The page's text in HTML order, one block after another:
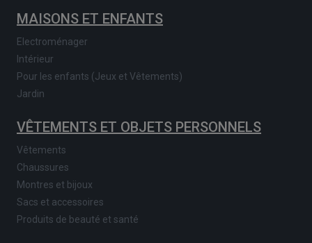
MAISONS ET ENFANTS
Electroménager
Intérieur
Pour les enfants (Jeux et Vêtements)
Jardin
VÊTEMENTS ET OBJETS PERSONNELS
Vêtements
Chaussures
Montres et bijoux
Sacs et accessoires
Produits de beauté et santé